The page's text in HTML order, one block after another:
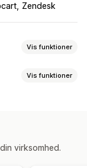
Zendesk
Vis funktioner
af efterkrav
Vis funktioner
virksomhed.